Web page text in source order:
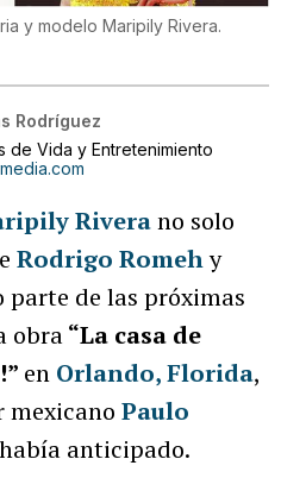
y modelo Maripily Rivera.
Rodríguez
de Vida y Entretenimiento
Riverano solo
Rodrigo Romehy
parte de las próximas
obra“La casa de
en Orlando, Florida,
mexicano Paulo
anticipado.